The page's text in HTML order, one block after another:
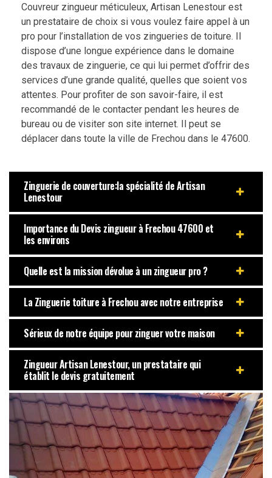
Couvreur zingueur méticuleux, Artisan Lenestour est
un prestataire de choix si vous voulez faire appel à un
pro pour l’installation de vos zingueries de toiture. Il
dispose d’une longue expérience dans le domaine
des travaux de zinguerie, ce qui lui permet d’offrir des
services d’une grande qualité, quelles que soient vos
attentes. Pour profiter de son savoir-faire, il est
recommandé de le contacter pendant les heures de
bureau ou de visiter son site internet. Il peut se
déplacer dans toute la ville de Frechou dans le 47600.
Zinguerie de couverture:la spécialité de Artisan
Lenestour
Importance du Devis zingueur à Frechou 47600 et
les environs
Quelle est la mission dévolue à un zingueur pro ?
La Zinguerie toiture à Frechou avec notre entreprise
Sérieux de notre équipe pour zinguer votre maison
Zingueur Artisan Lenestour, un prestataire qui
établit le devis gratuitement